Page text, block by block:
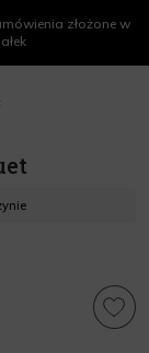
złożone w